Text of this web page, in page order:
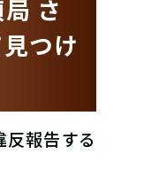
さ
つけ
報告する